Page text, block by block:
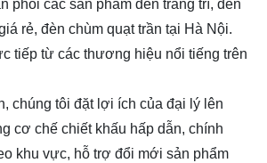
phối các sản phẩm đèn trang trí, đèn
rẻ, đèn chùm quạt trần tại Hà Nội.
tiếp từ các thương hiệu nổi tiếng trên
chúng tôi đặt lợi ích của đại lý lên
cơ chế chiết khấu hấp dẫn, chính
khu vực, hỗ trợ đổi mới sản phẩm